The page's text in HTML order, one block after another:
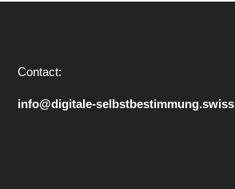
Contact:
info@digitale-selbstbestimmung.swiss